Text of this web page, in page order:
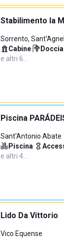
Stabilimento la
Sorrento,
Cabine·
e altri 6…
Piscina
Sant'Antonio Abate
Piscina·
e altri 4…
Lido Da Vittorio
Vico Equense